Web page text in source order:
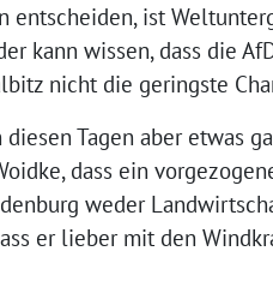
entscheiden, ist
kann wissen, dass die
nicht die geringste
Tagen aber etwas
dass ein
weder
er lieber mit den